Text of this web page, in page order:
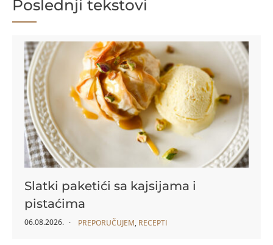
Poslednji tekstovi
Slatki paketići sa kajsijama i
pistaćima
06.08.2026. PREPORUČUJEM, RECEPTI